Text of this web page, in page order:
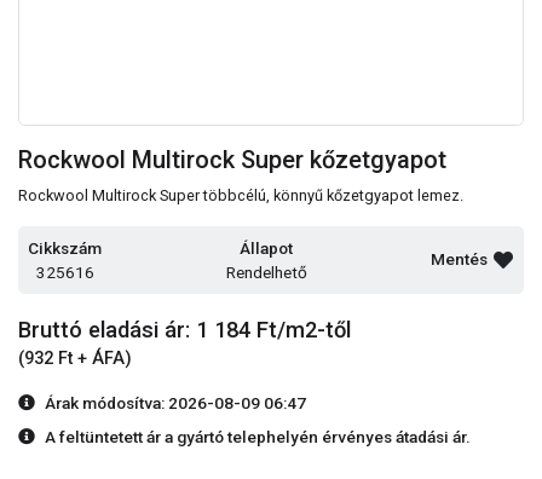
Rockwool Multirock Super kőzetgyapot
Rockwool Multirock Super többcélú, könnyű kőzetgyapot lemez.
Cikkszám
325616
Állapot
Rendelhető
Mentés
Bruttó eladási ár: 1 184 Ft/m2-től
(932 Ft + ÁFA)
Árak módosítva: 2026-08-09 06:47
A feltüntetett ár a gyártó telephelyén érvényes átadási ár.